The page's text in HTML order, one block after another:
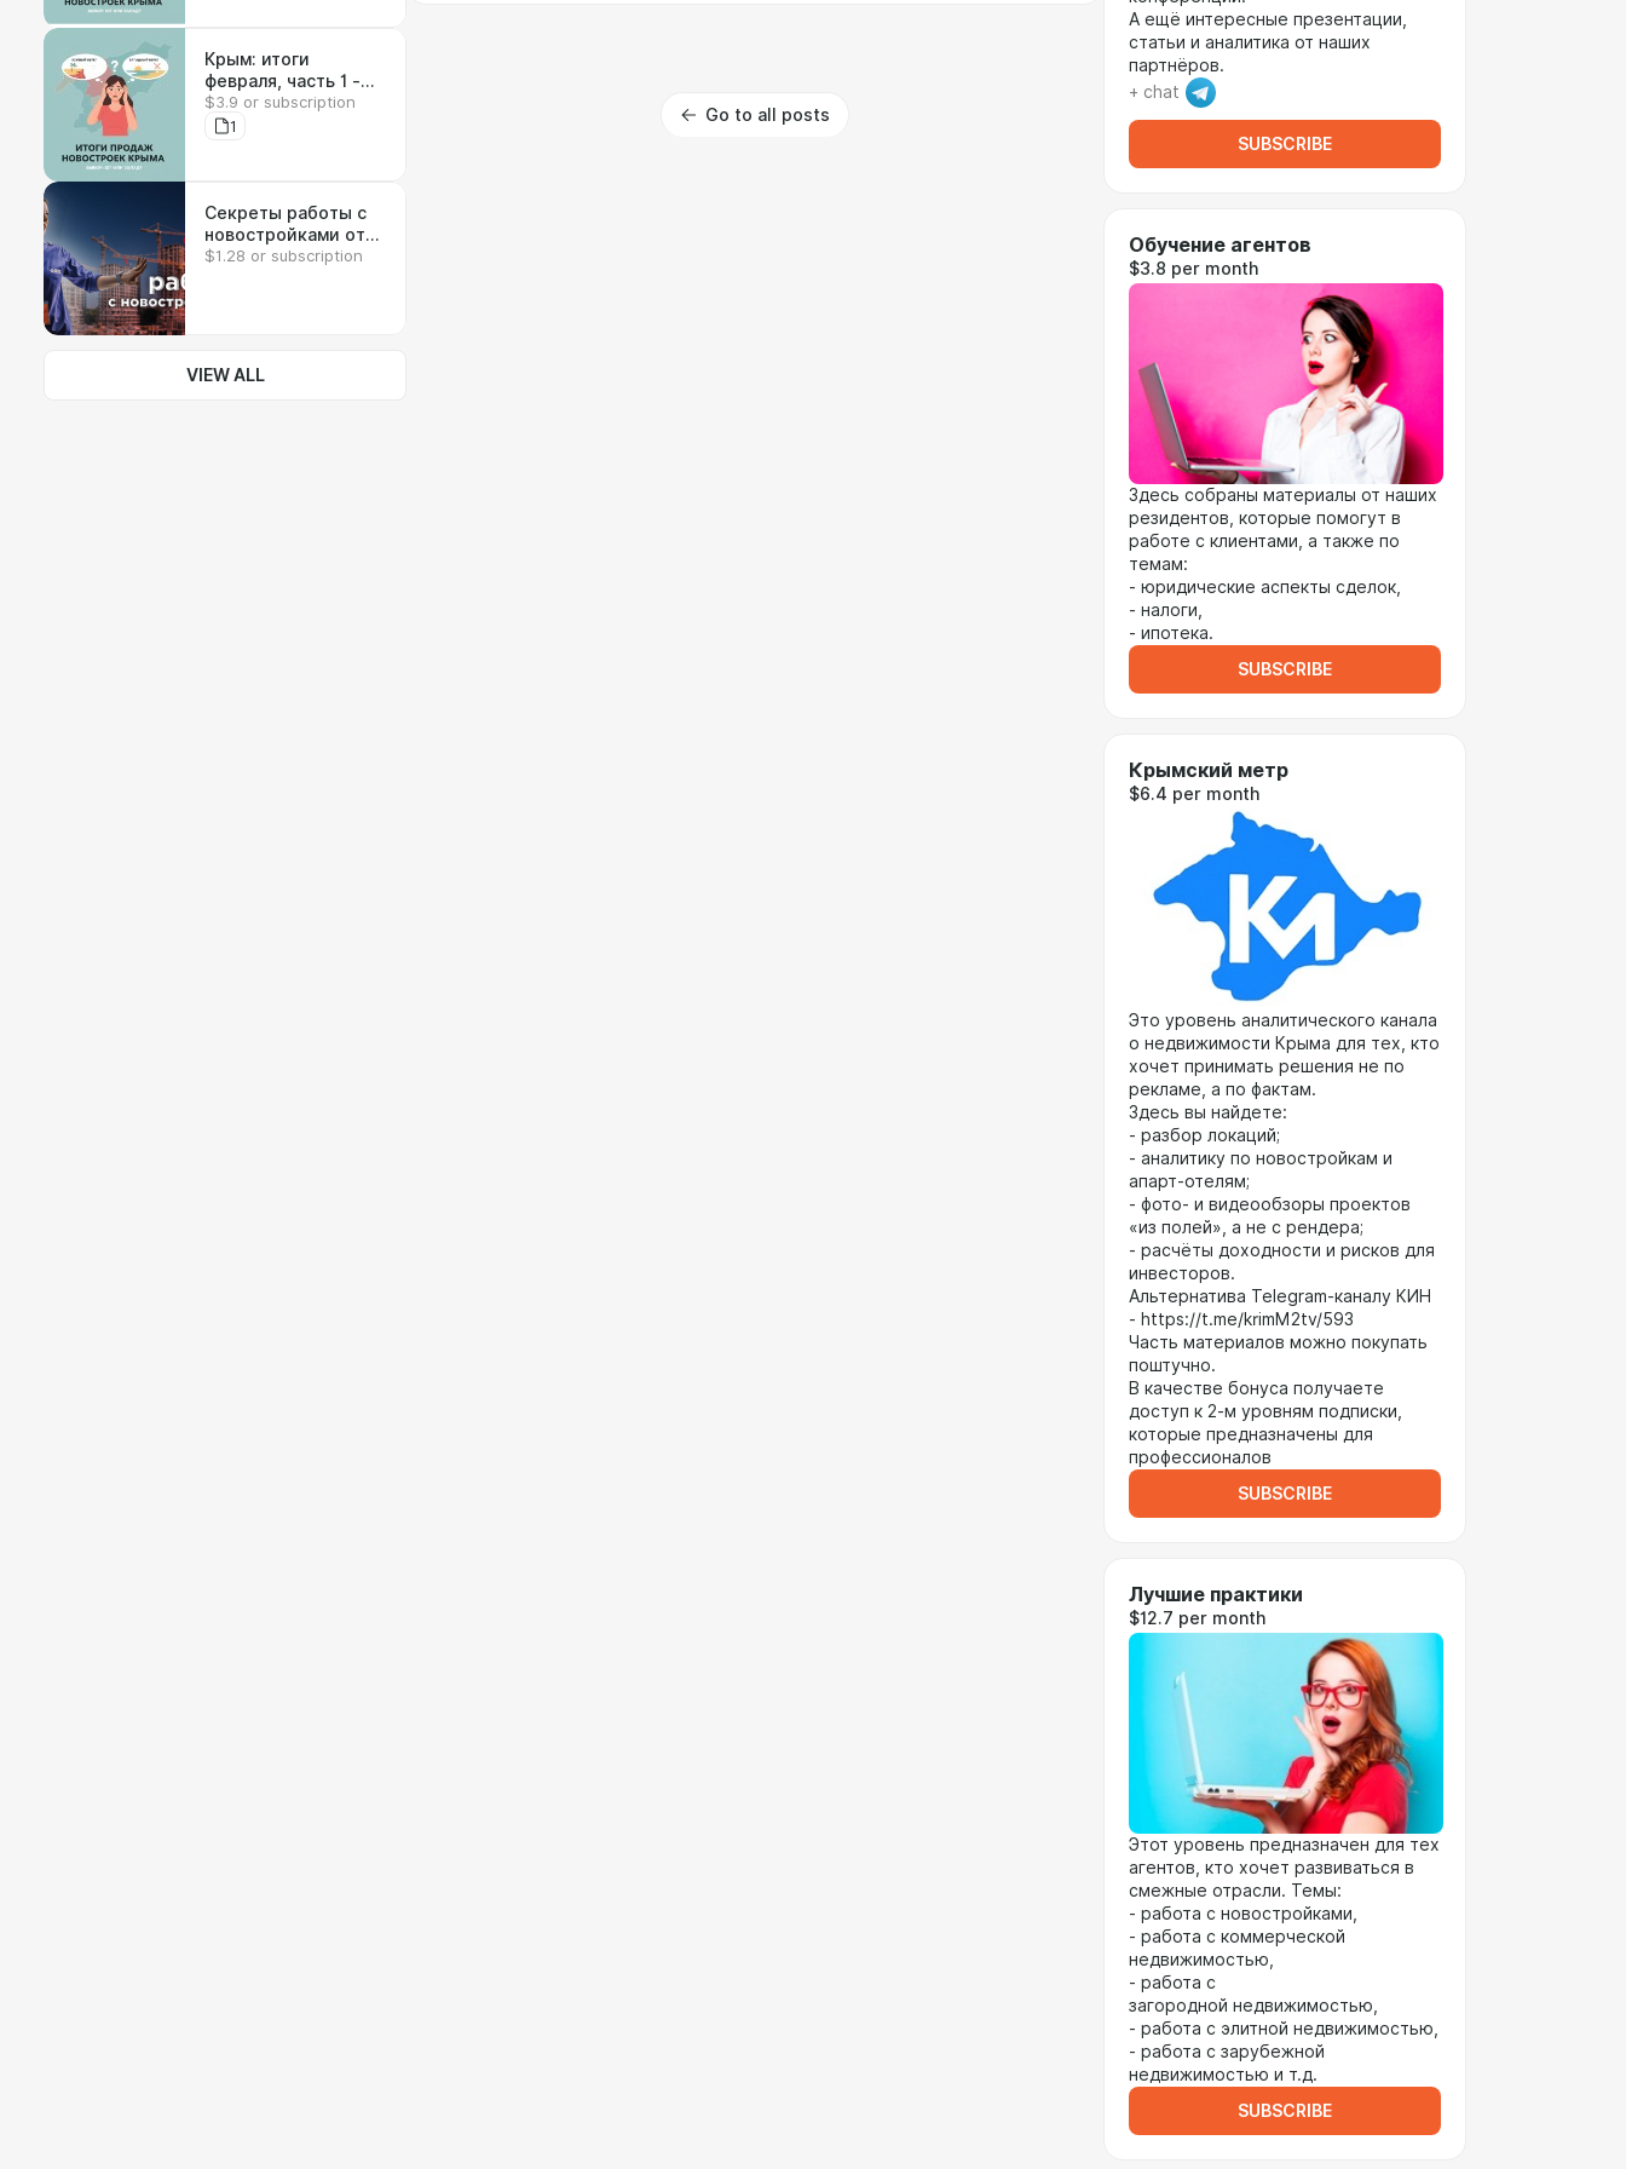
Крым: итоги
февраля, часть 1 -
апартаменты
$3.9 or subscription
1
Секреты работы с
новостройками от
Аякс. Екатерина
$1.28 or subscription
VIEW ALL
Go to all posts
А ещё интересные презентации,
статьи и аналитика от наших
партнёров.
+ chat
SUBSCRIBE
Обучение агентов
$3.8 per month
Здесь собраны материалы от наших
резидентов, которые помогут в
работе с клиентами, а также по
темам:
- юридические аспекты сделок,
- налоги,
- ипотека.
SUBSCRIBE
Крымский метр
$6.4 per month
Это уровень аналитического канала
о недвижимости Крыма для тех, кто
хочет принимать решения не по
рекламе, а по фактам.
Здесь вы найдете:
- разбор локаций;
- аналитику по новостройкам и
апарт-отелям;
- фото- и видеообзоры проектов
«из полей», а не с рендера;
- расчёты доходности и рисков для
инвесторов.
Альтернатива Telegram‑каналу КИН
- https://t.me/krimM2tv/593
Часть материалов можно покупать
поштучно.
В качестве бонуса получаете
доступ к 2-м уровням подписки,
которые предназначены для
профессионалов
SUBSCRIBE
Лучшие практики
$12.7 per month
Этот уровень предназначен для тех
агентов, кто хочет развиваться в
смежные отрасли. Темы:
- работа с новостройками,
- работа с коммерческой
недвижимостью,
- работа с
загородной недвижимостью,
- работа с элитной недвижимостью,
- работа с зарубежной
недвижимостью и т.д.
SUBSCRIBE